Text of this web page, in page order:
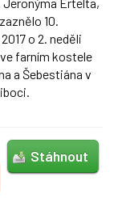
10.
o 2. neděli
farním kostele
a Šebestiána v
Stáhnout